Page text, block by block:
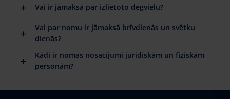
Vai ir jāmaksā par izlietoto degvielu?
Vai par nomu ir jāmaksā brīvdienās un svētku
dienās?
Kādi ir nomas nosacījumi juridiskām un fiziskām
personām?